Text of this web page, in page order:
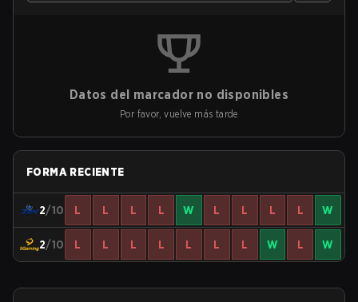
Datos del marcador no disponibles
Por favor, vuelve más tarde
FORMA RECIENTE
2/10 L L L L W L L L L W
2/10 L L L L L L L W L W